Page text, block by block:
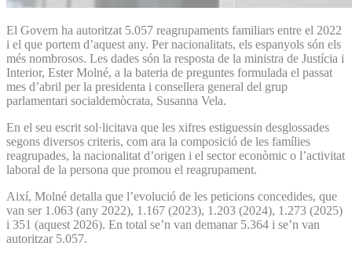
El Govern ha autoritzat 5.057 reagrupaments familiars entre el 2022
i el que portem d’aquest any. Per nacionalitats, els espanyols són els
més nombrosos. Les dades són la resposta de la ministra de Justícia i
Interior, Ester Molné, a la bateria de preguntes formulada el passat
mes d’abril per la presidenta i consellera general del grup
parlamentari socialdemòcrata, Susanna Vela.
En el seu escrit sol·licitava que les xifres estiguessin desglossades
segons diversos criteris, com ara la composició de les famílies
reagrupades, la nacionalitat d’origen i el sector econòmic o l’activitat
laboral de la persona que promou el reagrupament.
Així, Molné detalla que l’evolució de les peticions concedides, que
van ser 1.063 (any 2022), 1.167 (2023), 1.203 (2024), 1.273 (2025)
i 351 (aquest 2026). En total se’n van demanar 5.364 i se’n van
autoritzar 5.057.